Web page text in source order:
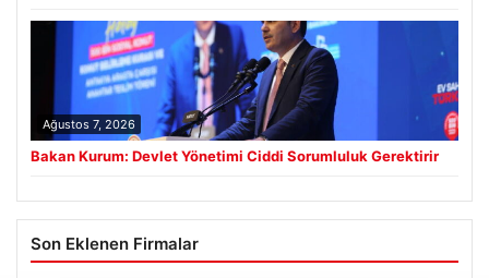
Ağustos 7, 2026
Bakan Kurum: Devlet Yönetimi Ciddi Sorumluluk Gerektirir
Son Eklenen Firmalar